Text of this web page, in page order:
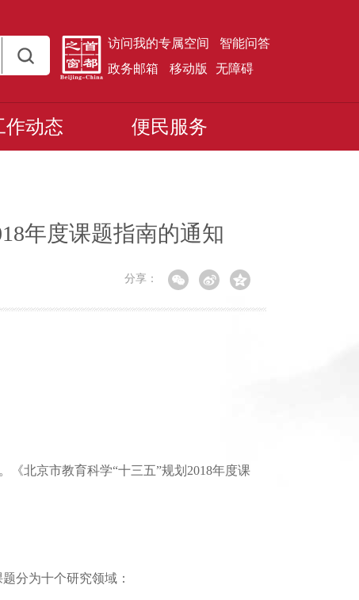
访问我的专属空间
智能问答
政务邮箱
移动版 无障碍
作动态 便民服务
年度课题指南的通知
分享：
北京市教育科学“十三五”规划2018年度课
分为十个研究领域：